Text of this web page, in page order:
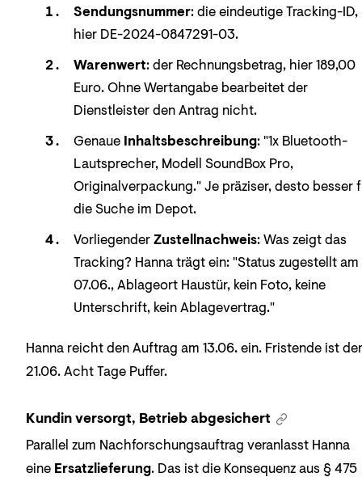
Sendungsnummer: die eindeutige Tracking-ID,
hier DE-2024-0847291-03.
Warenwert: der Rechnungsbetrag, hier 189,00
Euro. Ohne Wertangabe bearbeitet der
Dienstleister den Antrag nicht.
Genaue Inhaltsbeschreibung: "1x Bluetooth-
Lautsprecher, Modell SoundBox Pro,
Originalverpackung." Je präziser, desto besser
die Suche im Depot.
VorliegenderZustellnachweis: Was zeigt das
Tracking? Hanna trägt ein: "Status zugestellt am
07.06., Ablageort Haustür, kein Foto, keine
Unterschrift, kein Ablagevertrag."
Hanna reicht den Auftrag am 13.06. ein. Fristende ist der
21.06. Acht Tage Puffer.
Kundin versorgt, Betrieb abgesichert
Parallel zum Nachforschungsauftrag veranlasst Hanna
eine Ersatzlieferung. Das ist die Konsequenz aus § 475